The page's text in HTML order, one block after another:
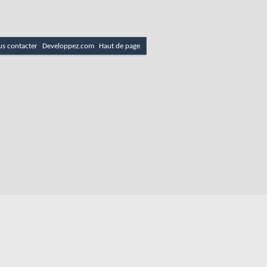
contacter Developpez.com Haut de page